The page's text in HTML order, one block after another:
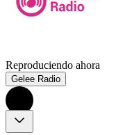
Reproduciendo ahora
Gelee Radio